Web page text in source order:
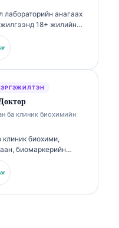
хүрээнд хэвлүүлсэн.
анагаах
18+ жилийн
клиник
юм.
мэргэшлийн
нийтэлсэн.
ба клиник биохимийн
биохими,
биомаркерийн
Германы
(German Society for
ажиллаж